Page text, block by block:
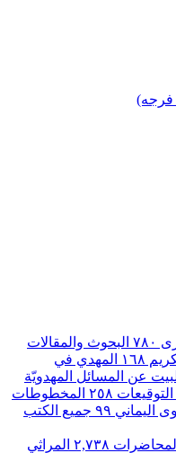
فرجه)
٧٨٠ البحوث والمقالات
١٦٨
المهدي في
عن المسائل المهدويّة
التوقيعات ٢٥٨ المخطوطات
اليماني ٩٩ جميع الكتب
المحاضرات ٢,٧٣٨ المراثي